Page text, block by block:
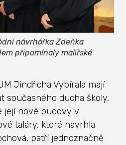
návrhářka Zdeňka
připomínaly malířské
Jindřicha Vybírala mají
současného ducha školy,
její nové budovy v
taláry, které navrhla
patří jednoznačně